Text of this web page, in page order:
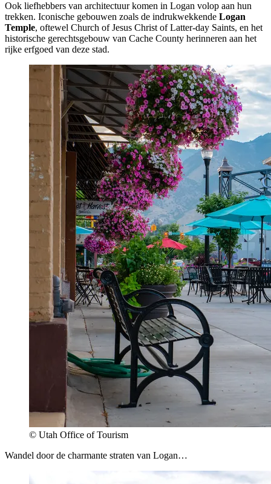
Ook liefhebbers van architectuur komen in Logan volop aan hun
trekken. Iconische gebouwen zoals de indrukwekkende Logan
Temple, oftewel Church of Jesus Christ of Latter-day Saints, en het
historische gerechtsgebouw van Cache County herinneren aan het
rijke erfgoed van deze stad.
© Utah Office of Tourism
Wandel door de charmante straten van Logan…